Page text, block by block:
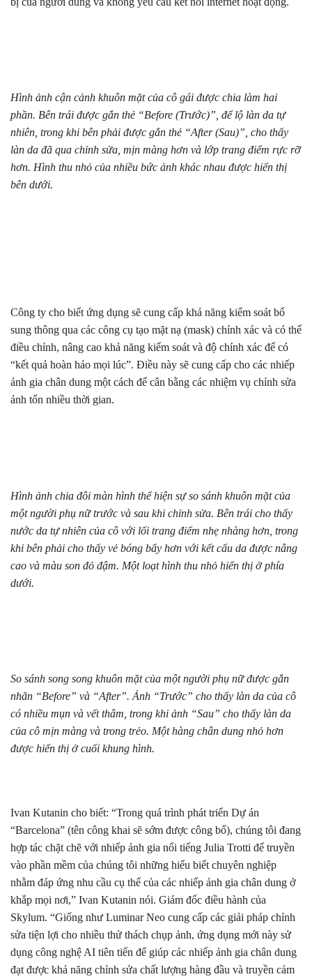
Hình ảnh cận cảnh khuôn mặt của cô gái được chia làm hai
phần. Bên trái được gắn thẻ “Before (Trước)”, để lộ làn da tự
nhiên, trong khi bên phải được gắn thẻ “After (Sau)”, cho thấy
làn da đã qua chỉnh sửa, mịn màng hơn và lớp trang điểm rực rỡ
hơn. Hình thu nhỏ của nhiều bức ảnh khác nhau được hiển thị
bên dưới.
Công ty cho biết ứng dụng sẽ cung cấp khả năng kiểm soát bổ
sung thông qua các công cụ tạo mặt nạ (mask) chính xác và có thể
điều chỉnh, nâng cao khả năng kiểm soát và độ chính xác để có
“kết quả hoàn hảo mọi lúc”. Điều này sẽ cung cấp cho các nhiếp
ảnh gia chân dung một cách để cân bằng các nhiệm vụ chỉnh sửa
ảnh tốn nhiều thời gian.
Hình ảnh chia đôi màn hình thể hiện sự so sánh khuôn mặt của
một người phụ nữ trước và sau khi chỉnh sửa. Bên trái cho thấy
nước da tự nhiên của cô với lối trang điểm nhẹ nhàng hơn, trong
khi bên phải cho thấy vẻ bóng bẩy hơn với kết cấu da được nâng
cao và màu son đỏ đậm. Một loạt hình thu nhỏ hiển thị ở phía
dưới.
So sánh song song khuôn mặt của một người phụ nữ được gắn
nhãn “Before” và “After”. Ảnh “Trước” cho thấy làn da của cô
có nhiều mụn và vết thâm, trong khi ảnh “Sau” cho thấy làn da
của cô mịn màng và trong trẻo. Một hàng chân dung nhỏ hơn
được hiển thị ở cuối khung hình.
Ivan Kutanin cho biết: “Trong quá trình phát triển Dự án
“Barcelona” (tên công khai sẽ sớm được công bố), chúng tôi đang
hợp tác chặt chẽ với nhiếp ảnh gia nổi tiếng Julia Trotti để truyền
vào phần mềm của chúng tôi những hiểu biết chuyên nghiệp
nhằm đáp ứng nhu cầu cụ thể của các nhiếp ảnh gia chân dung ở
khắp mọi nơi,” Ivan Kutanin nói. Giám đốc điều hành của
Skylum. “Giống như Luminar Neo cung cấp các giải pháp chỉnh
sửa tiện lợi cho nhiều thử thách chụp ảnh, ứng dụng mới này sử
dụng công nghệ AI tiên tiến để giúp các nhiếp ảnh gia chân dung
đạt được khả năng chỉnh sửa chất lượng hàng đầu và truyền cảm